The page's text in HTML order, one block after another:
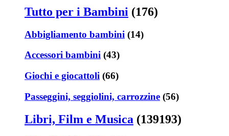
Tutto per i Bambini (176)
Abbigliamento bambini (14)
Accessori bambini (43)
Giochi e giocattoli (66)
Passeggini, seggiolini, carrozzine (56)
Libri, Film e Musica (139193)